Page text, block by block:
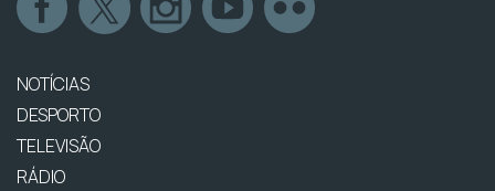
NOTÍCIAS
DESPORTO
TELEVISÃO
RÁDIO